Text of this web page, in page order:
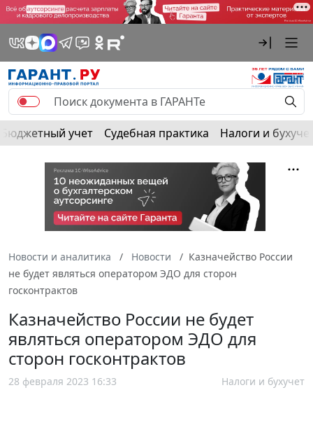
Бюджетный учет Судебная практика Налоги и
Новости и аналитика Новости
Казначейство России
не будет являться оператором ЭДО для сторон
госконтрактов
Казначейство России не будет
являться оператором ЭДО для
сторон госконтрактов
28 февраля 2023 16:33 Налоги и бухучет